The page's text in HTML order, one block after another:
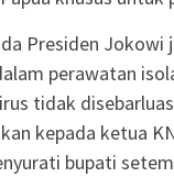
Presiden Jokowi
perawatan
tidak
kepada ketua
bupati